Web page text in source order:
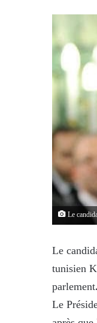
Le
Le
tunisien
parlement.
Le